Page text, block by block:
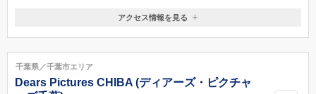
千葉県船橋市若松2丁目2番1号 ららテラスTOKYO-BAY 2階
047-407-1367
アクセス情報を見る
千葉県／千葉市エリア
Dears Pictures CHIBA (ディアーズ・ピクチャ